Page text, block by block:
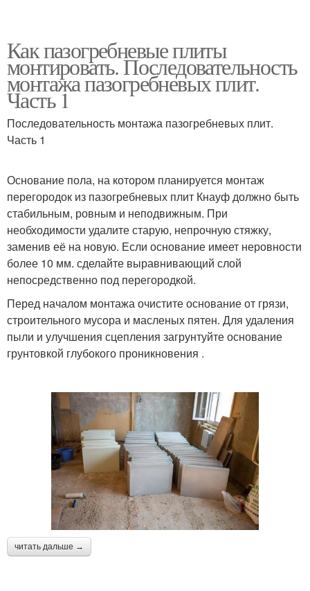
Как пазогребневые плиты
монтировать. Последовательность
монтажа пазогребневых плит.
Часть 1
Последовательность монтажа пазогребневых плит.
Часть 1
Основание пола, на котором планируется монтаж
перегородок из пазогребневых плит Кнауф должно быть
стабильным, ровным и неподвижным. При
необходимости удалите старую, непрочную стяжку,
заменив её на новую. Если основание имеет неровности
более 10 мм. сделайте выравнивающий слой
непосредственно под перегородкой.
Перед началом монтажа очистите основание от грязи,
строительного мусора и масленых пятен. Для удаления
пыли и улучшения сцепления загрунтуйте основание
грунтовкой глубокого проникновения .
читать дальше →